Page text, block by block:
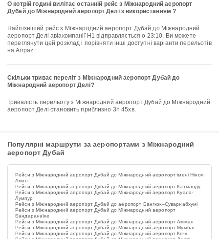
О котрій годині вилітає останній рейс з Міжнародний аеропорт
Дубай до Міжнародний аеропорт Делі з використанням ?
Найпізніший рейс з Міжнародний аеропорт Дубай до Міжнародний
аеропорт Делі авіакомпанії H1 відправляється о 23:10. Ви можете
переглянути цей розклад і порівняти інші доступні варіанти перельотів
на Airpaz.
Скільки триває переліт з Міжнародний аеропорт Дубай до
Міжнародний аеропорт Делі?
Тривалість перельоту з Міжнародний аеропорт Дубай до Міжнародний
аеропорт Делі становить приблизно 3h 45хв.
Популярні маршрути за аеропортами з Міжнародний
аеропорт Дубай
Рейси з Міжнародний аеропорт Дубай до Міжнародний аеропорт імені Ніноя
Акіно
Рейси з Міжнародний аеропорт Дубай до Міжнародний аеропорт Катманду
Рейси з Міжнародний аеропорт Дубай до Міжнародний аеропорт Куала-
Лумпур
Рейси з Міжнародний аеропорт Дубай до аеропорт Бангкок–Суварнабхумі
Рейси з Міжнародний аеропорт Дубай до Міжнародний аеропорт
Бандаранаїке
Рейси з Міжнародний аеропорт Дубай до Міжнародний аеропорт Амман
Рейси з Міжнародний аеропорт Дубай до Міжнародний аеропорт Мумбаї
Рейси з Міжнародний аеропорт Дубай до Міжнародний аеропорт Кочі